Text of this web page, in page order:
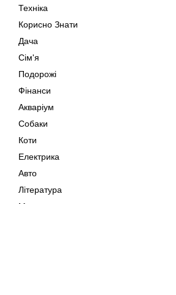
Техніка
Корисно Знати
Дача
Сім'я
Подорожі
Фінанси
Акваріум
Собаки
Коти
Електрика
Авто
Література
Музика